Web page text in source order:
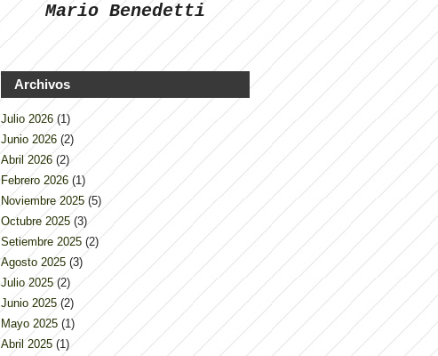
Mario Benedetti
Archivos
Julio 2026 (1)
Junio 2026 (2)
Abril 2026 (2)
Febrero 2026 (1)
Noviembre 2025 (5)
Octubre 2025 (3)
Setiembre 2025 (2)
Agosto 2025 (3)
Julio 2025 (2)
Junio 2025 (2)
Mayo 2025 (1)
Abril 2025 (1)